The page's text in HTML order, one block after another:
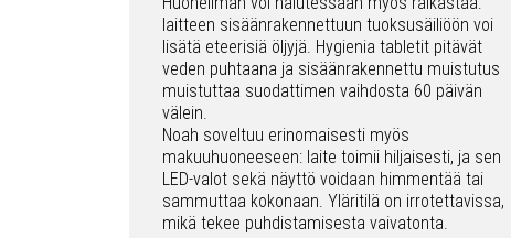
laitteen sisäänrakennettuun tuoksusäiliöön voi
lisätä eteerisiä öljyjä. Hygienia tabletit pitävät
veden puhtaana ja sisäänrakennettu muistutus
muistuttaa suodattimen vaihdosta 60 päivän
välein.
Noah soveltuu erinomaisesti myös
makuuhuoneeseen: laite toimii hiljaisesti, ja sen
LED-valot sekä näyttö voidaan himmentää tai
sammuttaa kokonaan. Yläritilä on irrotettavissa,
mikä tekee puhdistamisesta vaivatonta.